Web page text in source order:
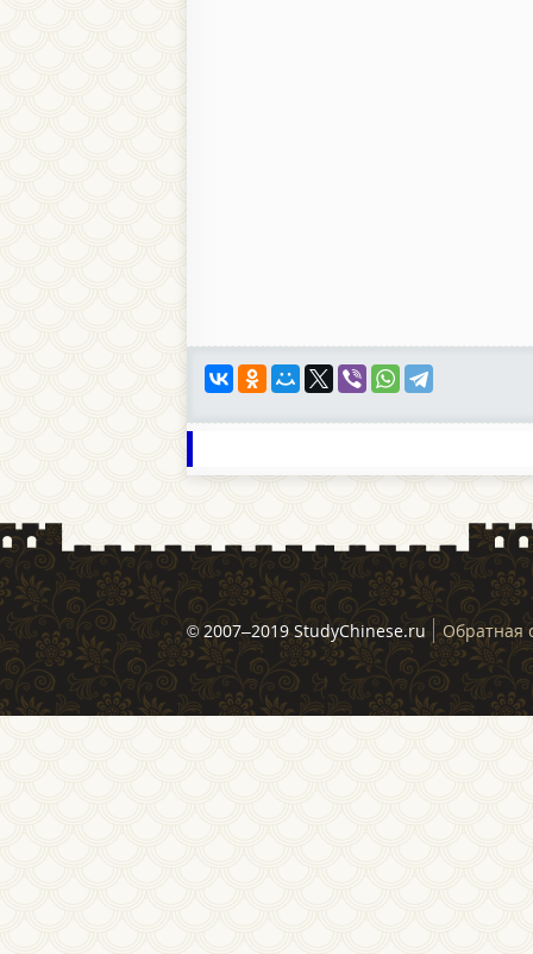
© 2007–2019 StudyChinese.ru Обратная